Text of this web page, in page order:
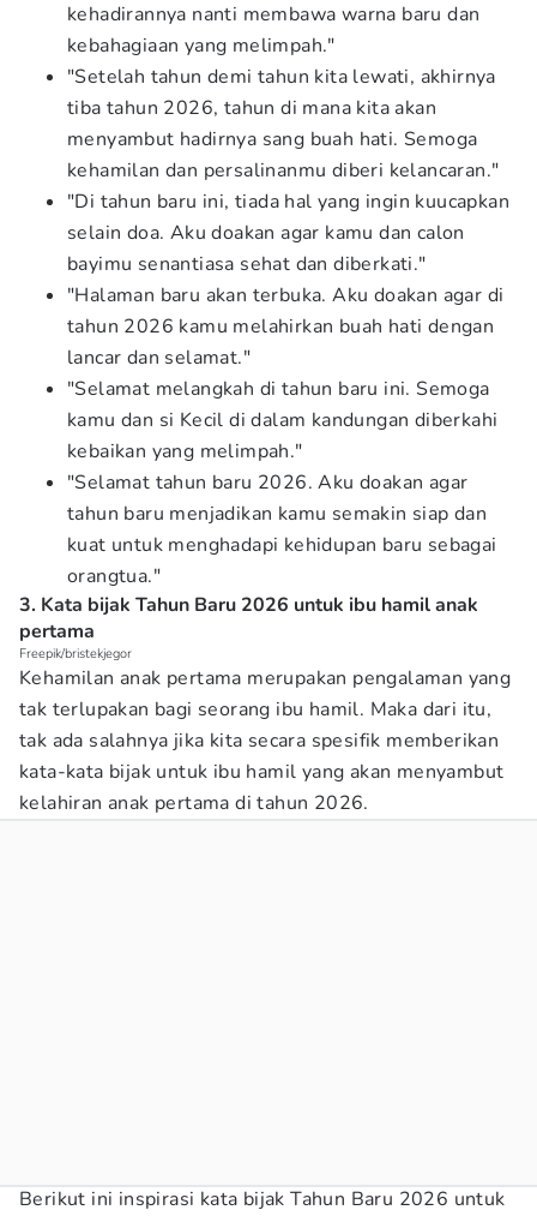
kehadirannya nanti membawa warna baru dan
kebahagiaan yang melimpah."
"Setelah tahun demi tahun kita lewati, akhirnya
tiba tahun 2026, tahun di mana kita akan
menyambut hadirnya sang buah hati. Semoga
kehamilan dan persalinanmu diberi kelancaran."
"Di tahun baru ini, tiada hal yang ingin kuucapkan
selain doa. Aku doakan agar kamu dan calon
bayimu senantiasa sehat dan diberkati."
"Halaman baru akan terbuka. Aku doakan agar di
tahun 2026 kamu melahirkan buah hati dengan
lancar dan selamat."
"Selamat melangkah di tahun baru ini. Semoga
kamu dan si Kecil di dalam kandungan diberkahi
kebaikan yang melimpah."
"Selamat tahun baru 2026. Aku doakan agar
tahun baru menjadikan kamu semakin siap dan
kuat untuk menghadapi kehidupan baru sebagai
orangtua."
3. Kata bijak Tahun Baru 2026 untuk ibu hamil anak
pertama
Freepik/bristekjegor
Kehamilan anak pertama merupakan pengalaman yang
tak terlupakan bagi seorang ibu hamil. Maka dari itu,
tak ada salahnya jika kita secara spesifik memberikan
kata-kata bijak untuk ibu hamil yang akan menyambut
kelahiran anak pertama di tahun 2026.
Berikut ini inspirasi kata bijak Tahun Baru 2026 untuk